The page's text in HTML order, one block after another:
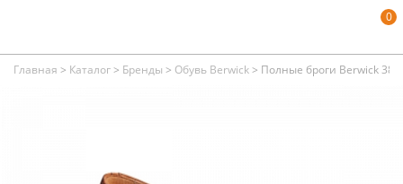
0
Главная > Каталог> Бренды > Обувь Berwick> Полные броги Berwick